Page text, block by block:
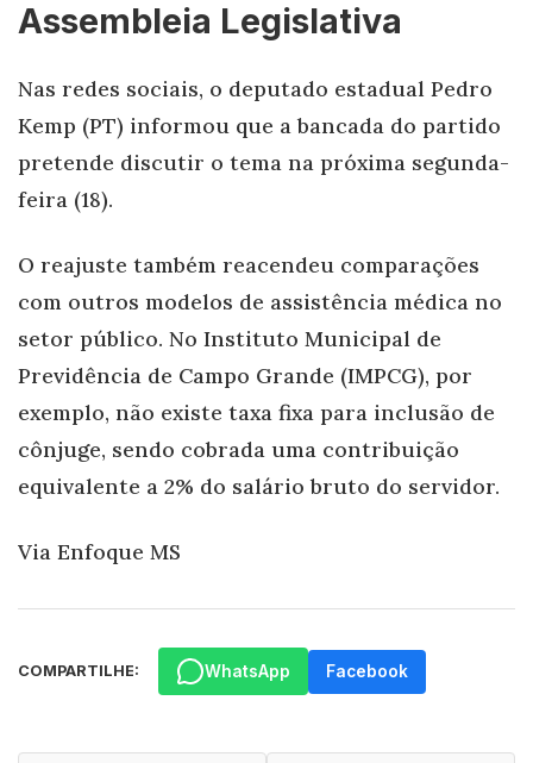
Assembleia Legislativa
Nas redes sociais, o deputado estadual Pedro
Kemp (PT) informou que a bancada do partido
pretende discutir o tema na próxima segunda-
feira (18).
O reajuste também reacendeu comparações
com outros modelos de assistência médica no
setor público. No Instituto Municipal de
Previdência de Campo Grande (IMPCG), por
exemplo, não existe taxa fixa para inclusão de
cônjuge, sendo cobrada uma contribuição
equivalente a 2% do salário bruto do servidor.
Via Enfoque MS
COMPARTILHE: WhatsApp Facebook